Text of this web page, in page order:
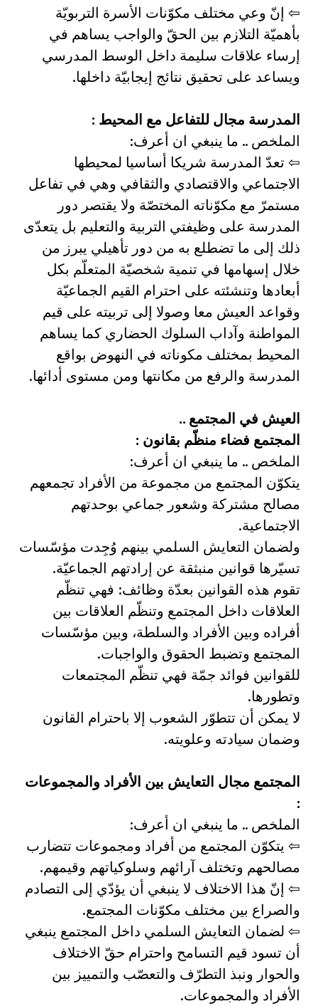
⇦ إنّ وعي مختلف مكوّنات الأسرة التربويّة
بأهميّة التلازم بين الحقّ والواجب يساهم في
إرساء علاقات سليمة داخل الوسط المدرسي
ويساعد على تحقيق نتائج إيجابيّة داخلها.
المدرسة مجال للتفاعل مع المحيط :
الملخص .. ما ينبغي ان أعرف:
⇦ تعدّ المدرسة شريكا أساسيا لمحيطها
الاجتماعي والاقتصادي والثقافي وهي في تفاعل
مستمرّ مع مكوّناته المختصّة ولا يقتصر دور
المدرسة على وظيفتي التربية والتعليم بل يتعدّى
ذلك إلى ما تضطلع به من دور تأهيلي يبرز من
خلال إسهامها في تنمية شخصيّة المتعلّم بكل
أبعادها وتنشئته على احترام القيم الجماعيّة
وقواعد العيش معا وصولا إلى تربيته على قيم
المواطنة وآداب السلوك الحضاري كما يساهم
المحيط بمختلف مكوناته في النهوض بواقع
المدرسة والرفع من مكانتها ومن مستوى أدائها.
العيش في المجتمع ..
المجتمع فضاء منظّم بقانون :
الملخص .. ما ينبغي ان أعرف:
يتكوّن المجتمع من مجموعة من الأفراد تجمعهم
مصالح مشتركة وشعور جماعي بوحدتهم
الاجتماعية.
ولضمان التعايش السلمي بينهم وُجِدت مؤسّسات
تسيّرها قوانين منبثقة عن إرادتهم الجماعيّة.
تقوم هذه القوانين بعدّة وظائف: فهي تنظّم
العلاقات داخل المجتمع وتنظّم العلاقات بين
أفراده وبين الأفراد والسلطة، وبين مؤسّسات
المجتمع وتضبط الحقوق والواجبات.
للقوانين فوائد جمّة فهي تنظّم المجتمعات
وتطورها.
لا يمكن أن تتطوّر الشعوب إلا باحترام القانون
وضمان سيادته وعلويته.
المجتمع مجال التعايش بين الأفراد والمجموعات
:
الملخص .. ما ينبغي ان أعرف:
⇦ يتكوّن المجتمع من أفراد ومجموعات تتضارب
مصالحهم وتختلف آرائهم وسلوكياتهم وقيمهم.
⇦ إنّ هذا الاختلاف لا ينبغي أن يؤدّي إلى التصادم
والصراع بين مختلف مكوّنات المجتمع.
⇦ لضمان التعايش السلمي داخل المجتمع ينبغي
أن تسود قيم التسامح واحترام حقّ الاختلاف
والحوار ونبذ التطرّف والتعصّب والتمييز بين
الأفراد والمجموعات.